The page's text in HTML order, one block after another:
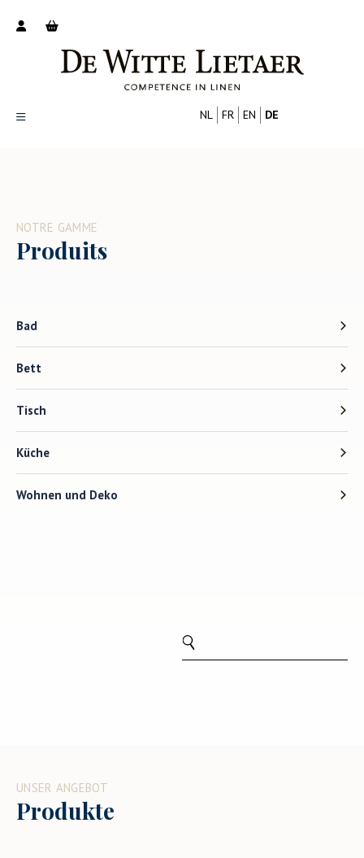
Contact
PROFESSIONELL
NL FR EN DE
NOTRE GAMME
Produits
Bad
Bett
Tisch
Küche
Wohnen und Deko
UNSER ANGEBOT
Produkte